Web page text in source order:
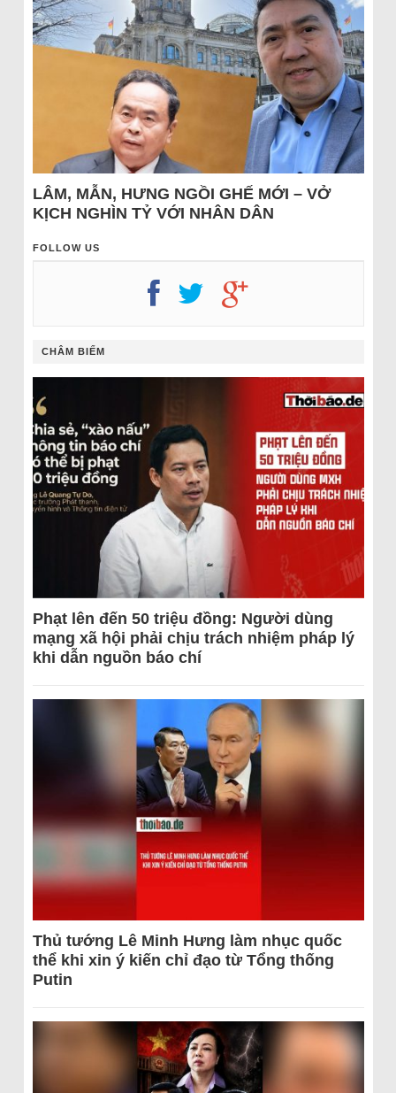
LÂM, MẪN, HƯNG NGỒI GHẾ MỚI – VỞ
KỊCH NGHÌN TỶ VỚI NHÂN DÂN
FOLLOW US
CHÂM BIẾM
Phạt lên đến 50 triệu đồng: Người dùng
mạng xã hội phải chịu trách nhiệm pháp lý
khi dẫn nguồn báo chí
Thủ tướng Lê Minh Hưng làm nhục quốc
thể khi xin ý kiến chỉ đạo từ Tổng thống
Putin